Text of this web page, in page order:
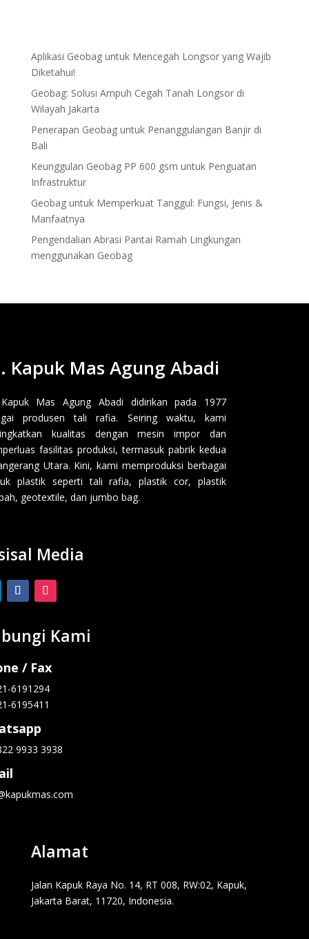
Aplikasi Geobag untuk Mencegah Longsor yang Wajib
Diketahui!
Geobag: Solusi Ampuh Cegah Tanah Longsor di
Wilayah Jakarta
Penerapan Geobag untuk Penanggulangan Banjir di
Bali
Keunggulan Geobag PP 600 gsm untuk Penguatan
Infrastruktur
Geobag untuk Memperkuat Tanggul: Fungsi, Jenis &
Manfaatnya
Pengendalian Abrasi Pantai Ramah Lingkungan
menggunakan Geobag
Kapuk Mas Agung Abadi
Mas Agung Abadi didirikan pada 1977
produsen tali rafia. Seiring waktu, kami
kualitas dengan mesin impor dan
fasilitas produksi, termasuk pabrik kedua
Utara. Kini, kami memproduksi berbagai
plastik seperti tali rafia, plastik cor, plastik
geotextile, dan jumbo bag.
Media
Kami
/ Fax
6191294
6195411
9933 3938
Alamat
Jalan Kapuk Raya No. 14, RT 008, RW:02, Kapuk,
Jakarta Barat, 11720, Indonesia.